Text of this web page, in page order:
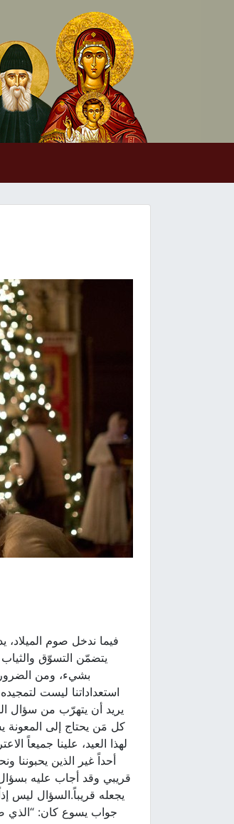
فيما ندخل صوم الميلاد،
يتضمّن التسوّق والثياب
بشيء، ومن الضروري
استعداداتنا ليست
يريد أن يتهرّب من سؤال
كل مَن يحتاج إلى المعونة
لهذا العيد، علينا جميعاً
أحداً غير الذين
قريبي وقد أجاب عليه
يجعله قريباً.السؤال ليس
جواب يسوع كان: “الذي